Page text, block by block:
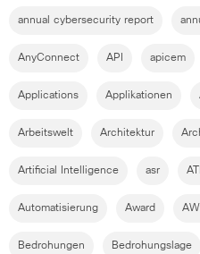
annual cybersecurity report
AnyConnect API apicem
Applications Applikationen
Arbeitswelt Architektur
Artificial Intelligence asr
Automatisierung Award
Bedrohungen Bedrohungslage